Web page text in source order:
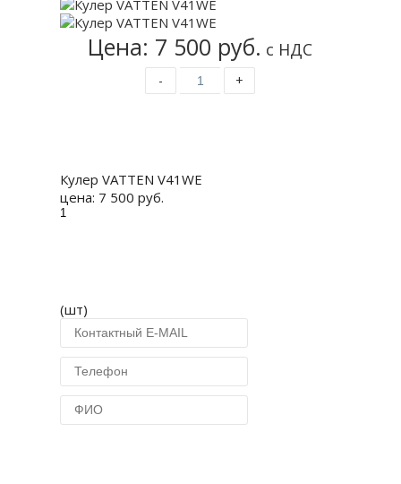
Цена: 7 500 руб. с НДС
- +
Кулер VATTEN V41WE
цена: 7 500 руб.
(шт)